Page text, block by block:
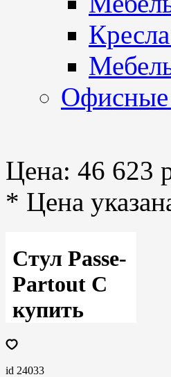
Офисные
Цена: 46 623
* Цена
Стул Passe-
Partout C
купить
id 24033